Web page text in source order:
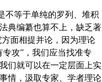
不等于单纯的罗列、堆积
典编纂也算不上，缺乏著
面相提并论，因为理论
攻”，我们应当找准专
们就可以在一定层面上实
情，汲取专家、学者理论